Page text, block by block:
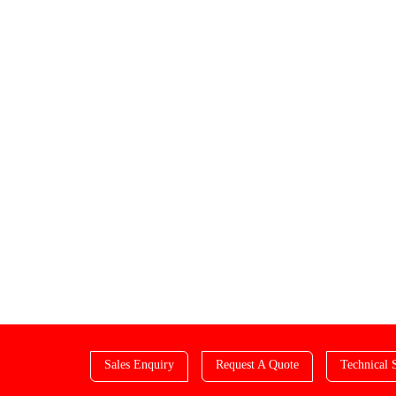
Sales Enquiry Request A Quote Technical